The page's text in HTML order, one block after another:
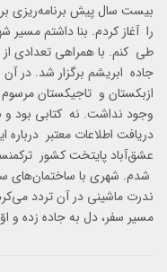
بیست سال پیش برنامه‌ریزی
را آغاز کردم. بنا داشتم
طی کنم. با همراهی تعدادی
جاده ابریشم برگزار شد. در
ازبکستان و تاجیکستان
وجود نداشت. نه کتابی بود
دریافت اطلاعات معتبر
عشق‌آباد پایتخت کشور
شدم. شهری با ساختمان‌های
ندرت ماشینی در آن تردد
مسیر سفر، دل به جاده زده و